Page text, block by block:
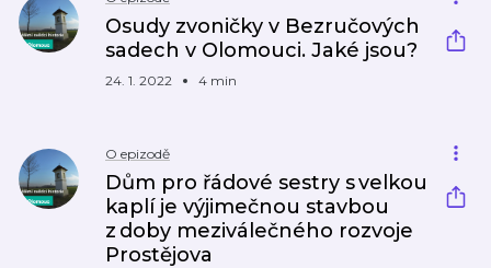
Osudy zvoničky v Bezručových
sadech v Olomouci. Jaké jsou?
24. 1. 2022 4 min
O epizodě
Dům pro řádové sestry s velkou
kaplí je výjimečnou stavbou
z doby meziválečného rozvoje
Prostějova